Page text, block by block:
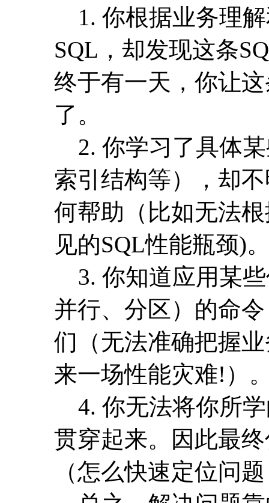
1. 你根据业务理解
SQL，却发现这条
终于有一天，你让
了。
2. 你学习了具体
索引结构等），却
何帮助（比如无法
见的SQL性能瓶颈)
3. 你知道应用某些
并行、分区）的命
们（无法准确把握
来一场性能灾难!）
4. 你无法将你所学
贯穿起来。因此最
（怎么快速定位问